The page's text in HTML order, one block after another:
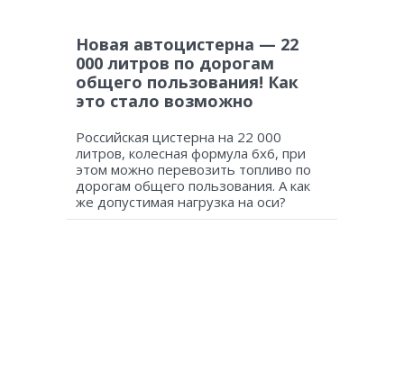
Новая автоцистерна — 22
000 литров по дорогам
общего пользования! Как
это стало возможно
Российская цистерна на 22 000
литров, колесная формула 6х6, при
этом можно перевозить топливо по
дорогам общего пользования. А как
же допустимая нагрузка на оси?